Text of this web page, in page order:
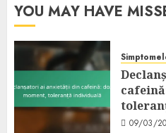
YOU MAY HAVE
09/03/